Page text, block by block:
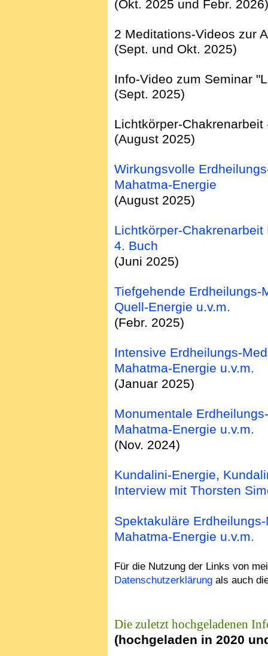
(Okt. 2025 und Febr.
2 Meditations-Videos zur
(Sept. und Okt. 2025)
Info-Video zum Seminar
(Sept. 2025)
Lichtkörper-
(August 2025)
Wirkungsvolle
Mahatma-Energie
(August 2025)
Lichtkörper-
4. Buch
(Juni 2025)
Tiefgehende Erdheilungs-
Quell-Energie u.v.m.
(Febr. 2025)
Intensive Erdheilungs-
Mahatma-Energie u.v.m.
(Januar 2025)
Monumentale
Mahatma-Energie u.v.m.
(Nov. 2024)
Kundalini-Energie,
Interview mit Thorsten
Spektakuläre
Mahatma-Energie u.v.m.
Für die Nutzung der Links von
Datenschutzerklärung als auch
Die zuletzt hochgeladenen
(hochgeladen in 2020